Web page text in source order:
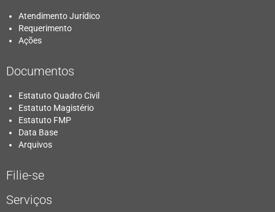
Atendimento Jurídico
Requerimento
Ações
Documentos
Estatuto Quadro Civil
Estatuto Magistério
Estatuto FMP
Data Base
Arquivos
Filie-se
Serviços